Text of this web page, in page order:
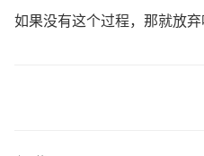
如果没有这个过程，那就放弃